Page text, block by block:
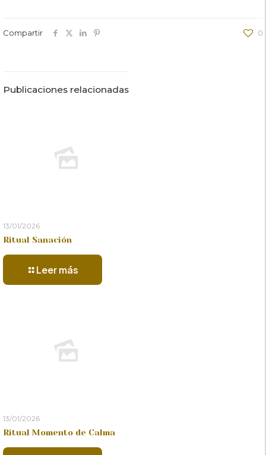
Compartir 0
Publicaciones relacionadas
13/01/2026
Ritual Sanación
Leer más
13/01/2026
Ritual Momento de Calma